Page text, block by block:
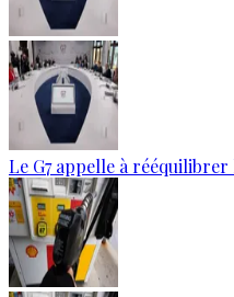
Le G7 appelle à